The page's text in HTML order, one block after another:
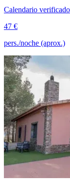
Calendario verificado
47 €
pers./noche (aprox.)